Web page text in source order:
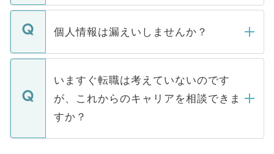
ません。
■応募殺到を避けるため 人気のある医療機
関を公にしてしまうと、応募が殺到する場
に、医療機関が求める条件に合った人材の
みを人材紹介会社に依頼するケースが増え
ています。
転職・入職を強要することは一切ありませ
ん。また、仮に応募先から内定をいただい
定を承諾する必要はありません。内定先へ
の辞退の連絡はキャリアパートナーが行い
個人情報は漏えいしませんか？
個人情報が漏えいすることはありませんの
で、ご安心ください。当サイトからの登録
などで収集したご登録者様の個人情報は、
ご本人のキャリアアップおよび転職活動の
支援を目的に使用いたします。お預かりし
ているすべての個人データはご本人の許可
いますぐ転職は考えていないのです
が、これからのキャリアを相談できま
すか？